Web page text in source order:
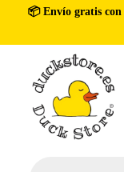
📦 Envío gratis con